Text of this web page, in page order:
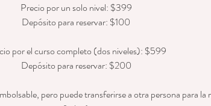
Precio por un solo nivel: $399
Depósito para reservar: $100
por el curso completo (dos niveles): $599
Depósito para reservar: $200
pero puede transferirse a otra persona para la